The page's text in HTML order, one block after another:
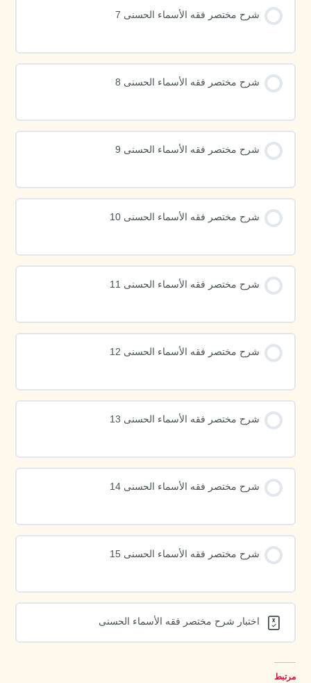
شرح مختصر فقه الأسماء الحسنى 7
شرح مختصر فقه الأسماء الحسنى 8
شرح مختصر فقه الأسماء الحسنى 9
شرح مختصر فقه الأسماء الحسنى 10
شرح مختصر فقه الأسماء الحسنى 11
شرح مختصر فقه الأسماء الحسنى 12
شرح مختصر فقه الأسماء الحسنى 13
شرح مختصر فقه الأسماء الحسنى 14
شرح مختصر فقه الأسماء الحسنى 15
اختبار شرح مختصر فقه الأسماء الحسنى
مرتبط